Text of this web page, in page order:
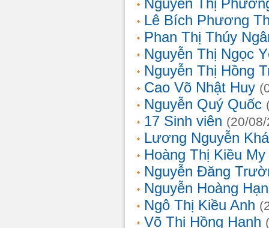
Nguyễn Thị
Lê Bích Phương
Phan Thị Thúy
Nguyễn Thị Ngọc
Nguyễn Thị Hồng
Cao Võ Nhật Huy
Nguyễn Quý Quốc
17 Sinh viên (20/
Lương Nguyễn
Hoàng Thị Kiều My
Nguyễn Đăng
Nguyễn Hoàng
Ngô Thị Kiều Anh
Võ Thị Hồng Hạnh